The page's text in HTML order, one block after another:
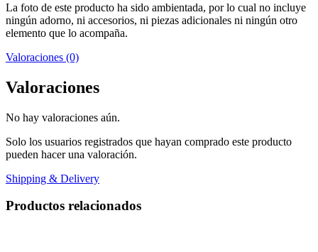
La foto de este producto ha sido ambientada, por lo cual no incluye
ningún adorno, ni accesorios, ni piezas adicionales ni ningún otro
elemento que lo acompaña.
Valoraciones (0)
Valoraciones
No hay valoraciones aún.
Solo los usuarios registrados que hayan comprado este producto
pueden hacer una valoración.
Shipping & Delivery
Productos relacionados